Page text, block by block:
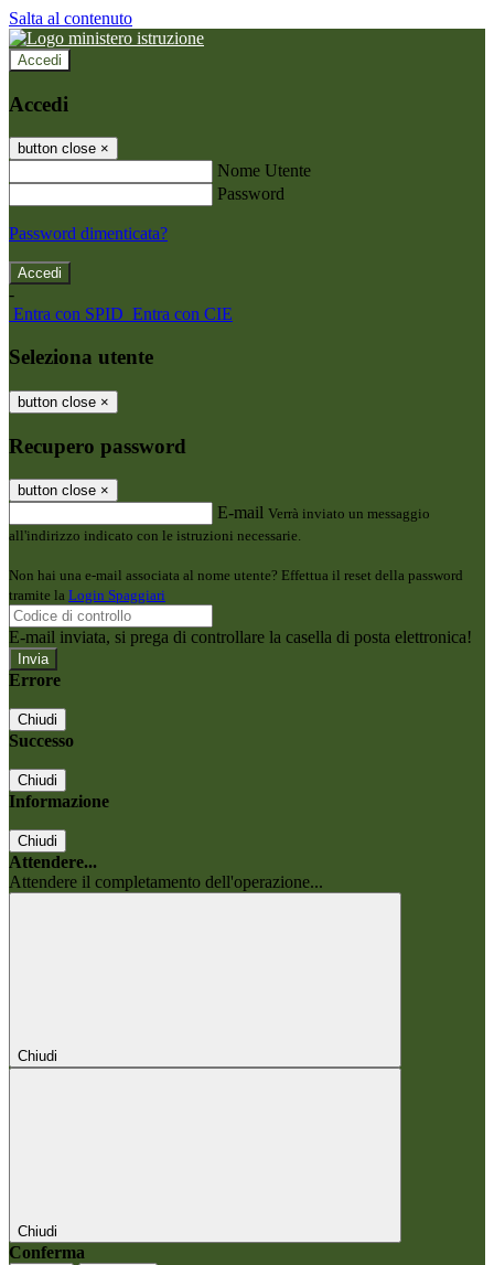
Salta al contenuto
Accedi
Accedi
button close ×
Nome Utente
Password
Password dimenticata?
-
Entra con SPID Entra con CIE
Seleziona utente
button close ×
Recupero password
button close ×
E-mail Verrà inviato un messaggio
all'indirizzo indicato con le istruzioni necessarie.
Non hai una e-mail associata al nome utente? Effettua il reset della password
tramite la Login Spaggiari
E-mail inviata, si prega di controllare la casella di posta elettronica!
Errore
Chiudi
Successo
Chiudi
Informazione
Chiudi
Attendere...
Attendere il completamento dell'operazione...
Chiudi
Chiudi
Conferma